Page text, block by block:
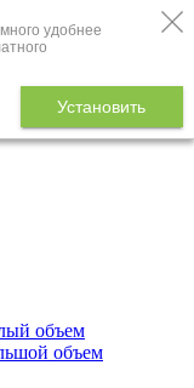
удобнее
Установить
объем
объем